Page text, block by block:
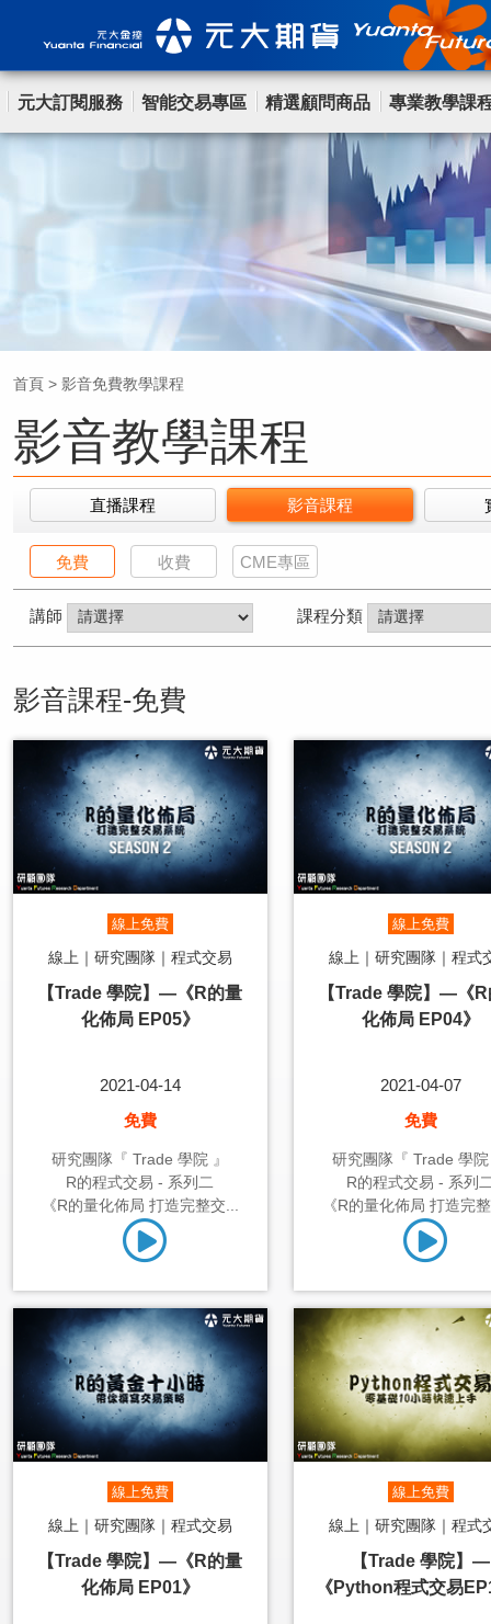
元大訂閱服務 智能交易專區 精選顧問商品 專業教學課
首頁 > 影音免費教學課程
影音教學課程
直播課程 影音課程
免費 收費 CME專區
講師 課程分類
影音課程-免費
線上免費
線上｜研究團隊｜程式交易
【Trade 學院】—《R的量
化佈局 EP05》
2021-04-14
免費
研究團隊『 Trade 學院 』
R的程式交易 - 系列二
《R的量化佈局 打造完整交...
線上免費
線上｜研究團隊｜程式
【Trade 學院】—《
化佈局 EP04》
2021-04-07
免費
研究團隊『 Trade 學
R的程式交易 - 系列
《R的量化佈局 打造完
線上免費
線上｜研究團隊｜程式交易
【Trade 學院】—《R的量
化佈局 EP01》
線上免費
線上｜研究團隊｜程式
【Trade 學院】—
《Python程式交易